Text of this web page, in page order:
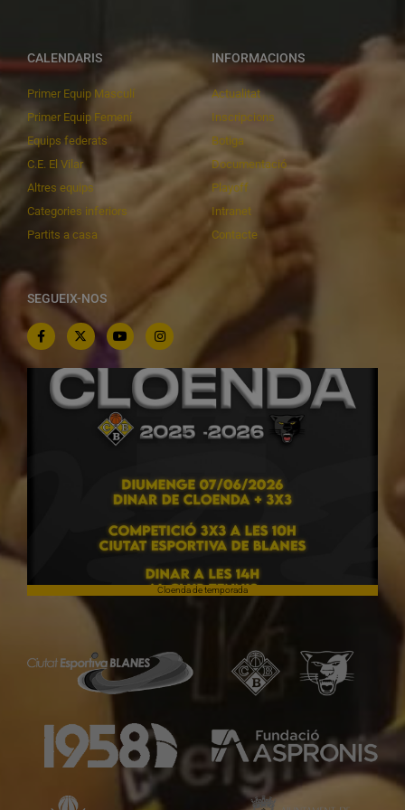
CALENDARIS
Primer Equip Masculí
Primer Equip Femení
Equips federats
C.E. El Vilar
Altres equips
Categories inferiors
Partits a casa
INFORMACIONS
Actualitat
Inscripcions
Botiga
Documentació
Playoff
Intranet
Contacte
SEGUEIX-NOS
Cloenda de temporada